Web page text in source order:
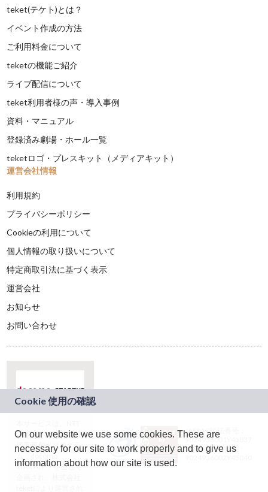
teket(テケト)とは？
イベント作成の方法
ご利用料金について
teketの機能ご紹介
ライブ配信について
teket利用者様の声・導入事例
資料・マニュアル
登録済み劇場・ホール一覧
teketロゴ・プレスキット（メディアキット）
運営会社情報
利用規約
プライバシーポリシー
Cookieの利用について
個人情報の取り扱いについて
特定商取引法に基づく表示
運営会社
お知らせ
お問い合わせ
ドコモグループの新
規事業創出プログラ
ム「docomo
STARTUP」を通じて
JASRAC許諾番号：
9024936001Y45037
JASRAC許諾番号：
On our website we use some cookies. These are
necessary for our site to work properly and to give us
information about how our site is used.